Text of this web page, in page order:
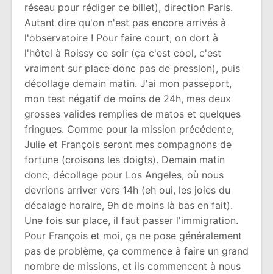
réseau pour rédiger ce billet), direction Paris.
Autant dire qu'on n'est pas encore arrivés à
l'observatoire ! Pour faire court, on dort à
l'hôtel à Roissy ce soir (ça c'est cool, c'est
vraiment sur place donc pas de pression), puis
décollage demain matin. J'ai mon passeport,
mon test négatif de moins de 24h, mes deux
grosses valides remplies de matos et quelques
fringues. Comme pour la mission précédente,
Julie et François seront mes compagnons de
fortune (croisons les doigts). Demain matin
donc, décollage pour Los Angeles, où nous
devrions arriver vers 14h (eh oui, les joies du
décalage horaire, 9h de moins là bas en fait).
Une fois sur place, il faut passer l'immigration.
Pour François et moi, ça ne pose généralement
pas de problème, ça commence à faire un grand
nombre de missions, et ils commencent à nous